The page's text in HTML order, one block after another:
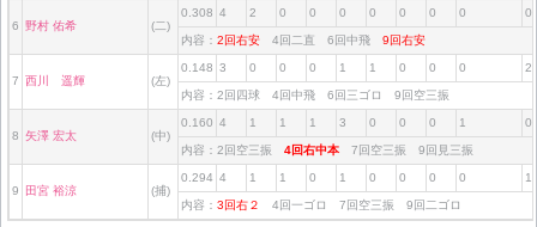
6 野村 佑希 (二)
0.308 4 2 0 0 0 0 0 0 0 0
内容： 2回右安 4回二直 6回中飛 9回右安
7 西川 遥輝 (左)
0.148 3 0 0 0 1 1 0 0 0 2
内容：2回四球 4回中飛 6回三ゴロ 9回空三振
8 矢澤 宏太 (中)
0.160 4 1 1 1 3 0 0 0 1 0
内容：2回空三振 4回右中本 7回空三振 9回見三振
9 田宮 裕涼 (捕)
0.294 4 1 1 0 1 0 0 0 0 1
内容： 3回右２ 4回一ゴロ 7回空三振 9回二ゴロ